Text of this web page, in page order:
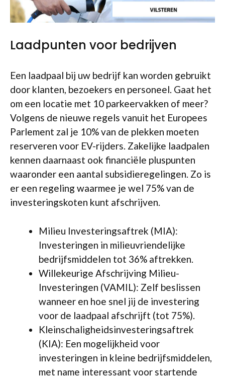
Laadpunten voor bedrijven
Een laadpaal bij uw bedrijf kan worden gebruikt
door klanten, bezoekers en personeel. Gaat het
om een locatie met 10 parkeervakken of meer?
Volgens de nieuwe regels vanuit het Europees
Parlement zal je 10% van de plekken moeten
reserveren voor EV-rijders. Zakelijke laadpalen
kennen daarnaast ook financiële pluspunten
waaronder een aantal subsidieregelingen. Zo is
er een regeling waarmee je wel 75% van de
investeringskoten kunt afschrijven.
Milieu Investeringsaftrek (MIA):
Investeringen in milieuvriendelijke
bedrijfsmiddelen tot 36% aftrekken.
Willekeurige Afschrijving Milieu-
Investeringen (VAMIL): Zelf beslissen
wanneer en hoe snel jij de investering
voor de laadpaal afschrijft (tot 75%).
Kleinschaligheidsinvesteringsaftrek
(KIA): Een mogelijkheid voor
investeringen in kleine bedrijfsmiddelen,
met name interessant voor startende